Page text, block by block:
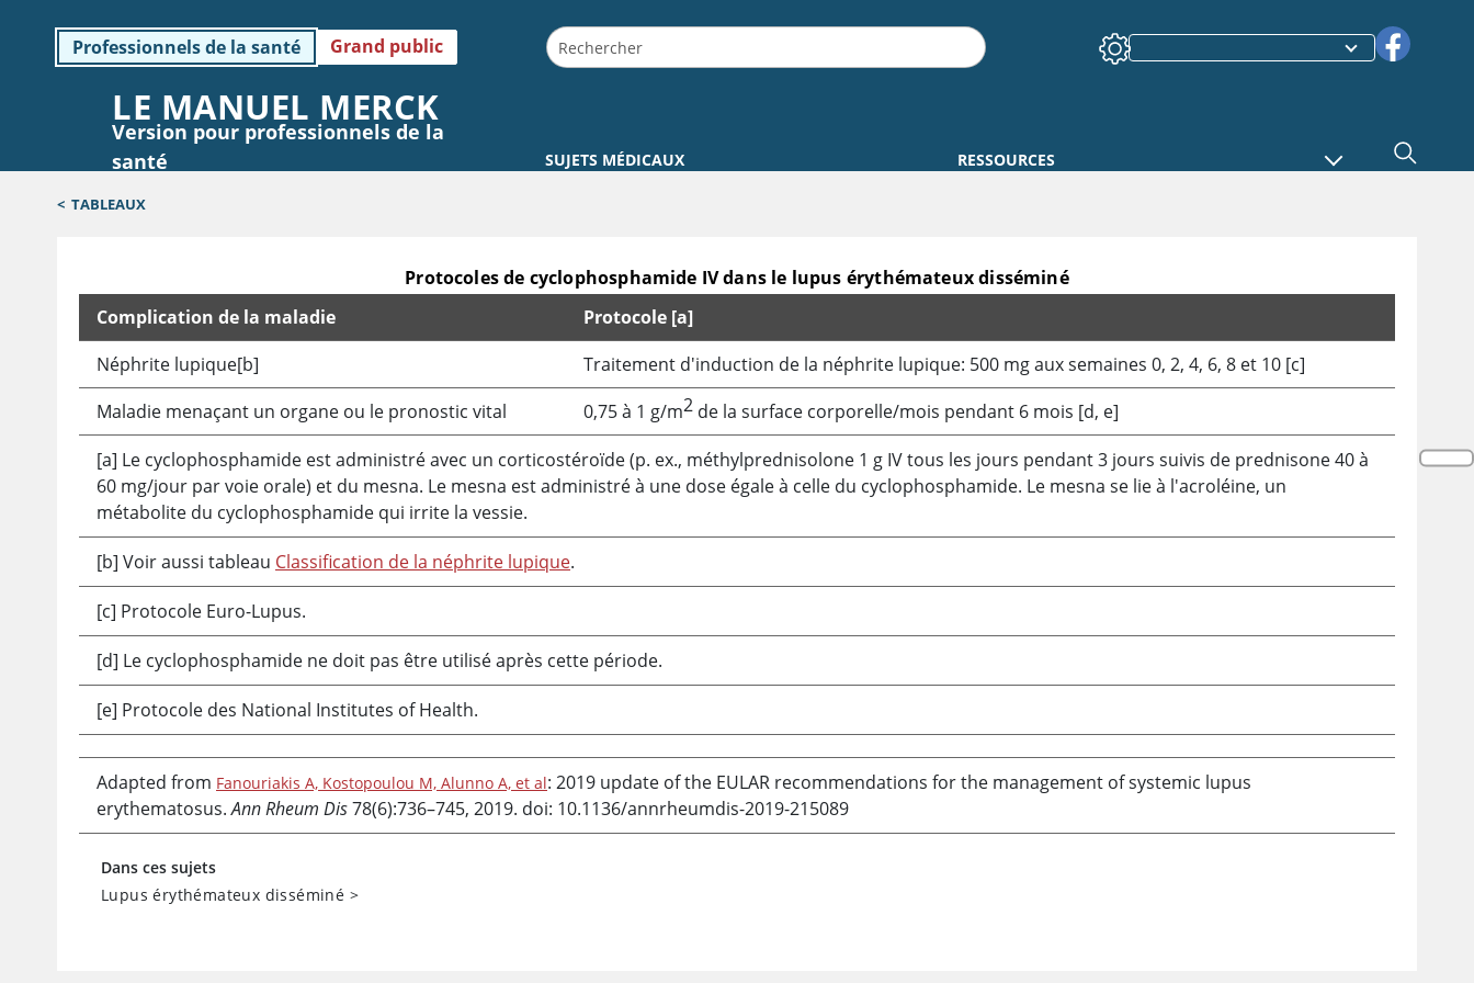
Professionnels de la santé Grand public
LE MANUEL MERCK
Version pour professionnels de la
santé
SUJETS MÉDICAUX RESSOURCES
< TABLEAUX
Protocoles de cyclophosphamide IV dans le lupus érythémateux disséminé
Protocoles de cyclophosphamide IV dans le lupus érythémateux disséminé
Complication de la maladie
Protocole [a]
Néphrite lupique[b]
Traitement d'induction de la néphrite lupique: 500 mg aux semaines 0, 2, 4, 6, 8 et 10 [c]
Maladie menaçant un organe ou le pronostic vital
0,75 à 1 g/m2 de la surface corporelle/mois pendant 6 mois [d, e]
[a] Le cyclophosphamide est administré avec un corticostéroïde (p. ex., méthylprednisolone 1 g IV tous les jours pendant 3 jours suivis de prednisone 40 à
60 mg/jour par voie orale) et du mesna. Le mesna est administré à une dose égale à celle du cyclophosphamide. Le mesna se lie à l'acroléine, un
métabolite du cyclophosphamide qui irrite la vessie.
[b] Voir aussi tableau Classification de la néphrite lupique.
[c] Protocole Euro-Lupus.
[d] Le cyclophosphamide ne doit pas être utilisé après cette période.
[e] Protocole des National Institutes of Health.
Adapted from Fanouriakis A, Kostopoulou M, Alunno A, et al: 2019 update of the EULAR recommendations for the management of systemic lupus
erythematosus.Ann Rheum Dis78(6):736–745, 2019. doi: 10.1136/annrheumdis-2019-215089
Dans ces sujets
Lupus érythémateux disséminé >